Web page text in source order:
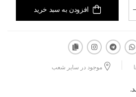
افزودن به سبد خرید
موجود در سایر شعب